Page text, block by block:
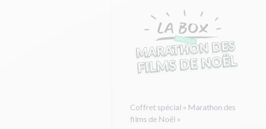
Coffret spécial « Marathon des
films de Noël »